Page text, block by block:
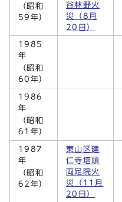
（昭和
59年）
谷林野火
災（8月
20日）
1985
年
（昭和
60年）
1986
年
（昭和
61年）
1987
年
（昭和
62年）
東山区建
仁寺塔頭
両足院火
災（11月
20日）